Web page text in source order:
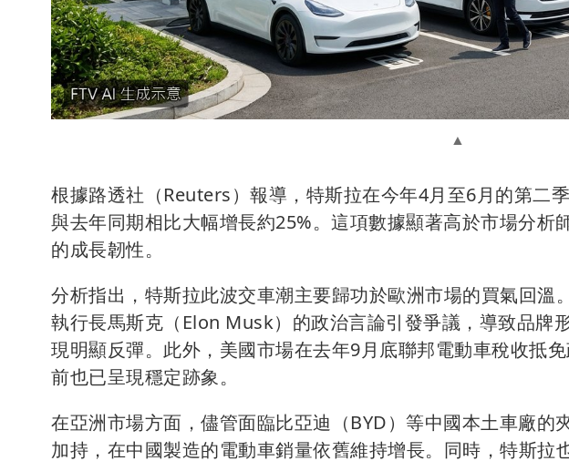
根據路透社（Reuters）報導，特斯拉在今年4月至6月的第二
與去年同期相比大幅增長約25%。這項數據顯著高於市場分析
的成長韌性。
分析指出，特斯拉此波交車潮主要歸功於歐洲市場的買氣回溫
執行長馬斯克（Elon Musk）的政治言論引發爭議，導致品牌
現明顯反彈。此外，美國市場在去年9月底聯邦電動車稅收抵
前也已呈現穩定跡象。
在亞洲市場方面，儘管面臨比亞迪（BYD）等中國本土車廠的
加持，在中國製造的電動車銷量依舊維持增長。同時，特斯拉